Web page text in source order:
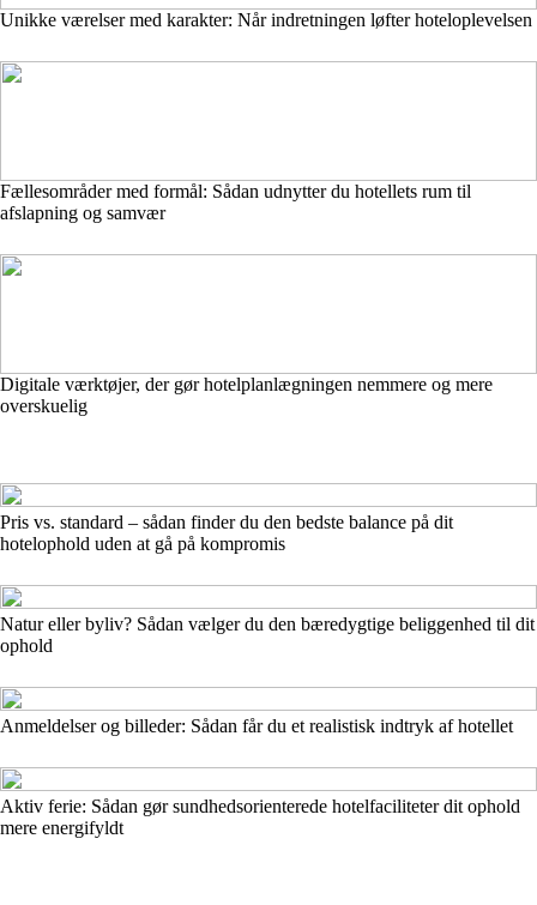
Unikke værelser med karakter: Når indretningen løfter hoteloplevelsen
Fællesområder med formål: Sådan udnytter du hotellets rum til
afslapning og samvær
Digitale værktøjer, der gør hotelplanlægningen nemmere og mere
overskuelig
Pris vs. standard – sådan finder du den bedste balance på dit
hotelophold uden at gå på kompromis
Natur eller byliv? Sådan vælger du den bæredygtige beliggenhed til dit
ophold
Anmeldelser og billeder: Sådan får du et realistisk indtryk af hotellet
Aktiv ferie: Sådan gør sundhedsorienterede hotelfaciliteter dit ophold
mere energifyldt